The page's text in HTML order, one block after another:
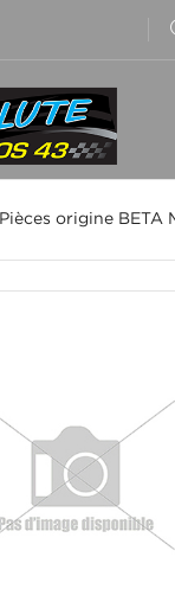
Pièces origine BETA